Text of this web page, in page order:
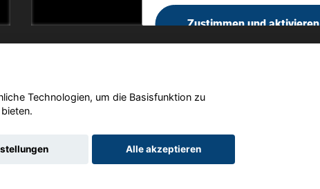
Zustimmen und aktivieren
Autohaus Blunck
Technologien, um die Basisfunktion zu
Alle akzeptieren